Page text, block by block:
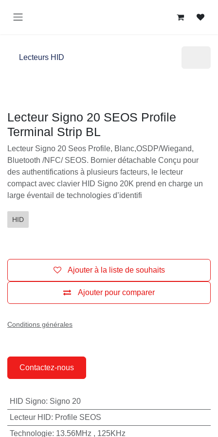
Lecteurs HID
Lecteur Signo 20 SEOS Profile
Terminal Strip BL
Lecteur Signo 20 Seos Profile, Blanc,OSDP/Wiegand,
Bluetooth /NFC/ SEOS. Bornier détachable Conçu pour
des authentifications à plusieurs facteurs, le lecteur
compact avec clavier HID Signo 20K prend en charge un
large éventail de technologies d’identifi
HID
Ajouter pour comparer
Ajouter à la liste de souhaits
Conditions générales
Contactez-nous
HID Signo: Signo 20
Lecteur HID: Profile SEOS
Technologie: 13.56MHz , 125KHz